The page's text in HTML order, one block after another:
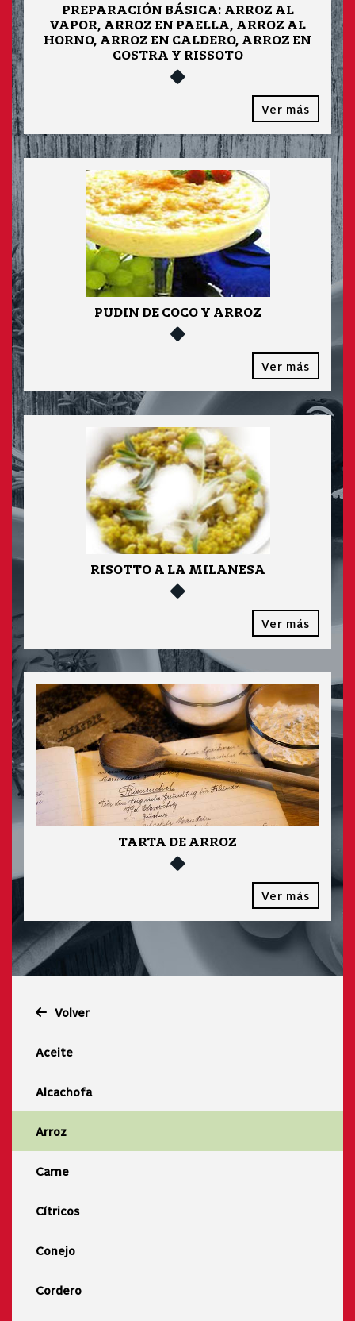
PREPARACIÓN BÁSICA: ARROZ AL
VAPOR, ARROZ EN PAELLA, ARROZ AL
HORNO, ARROZ EN CALDERO, ARROZ EN
COSTRA Y RISSOTO
Ver más
PUDIN DE COCO Y ARROZ
Ver más
RISOTTO A LA MILANESA
Ver más
TARTA DE ARROZ
Ver más
Volver
Aceite
Alcachofa
Arroz
Carne
Cítricos
Conejo
Cordero